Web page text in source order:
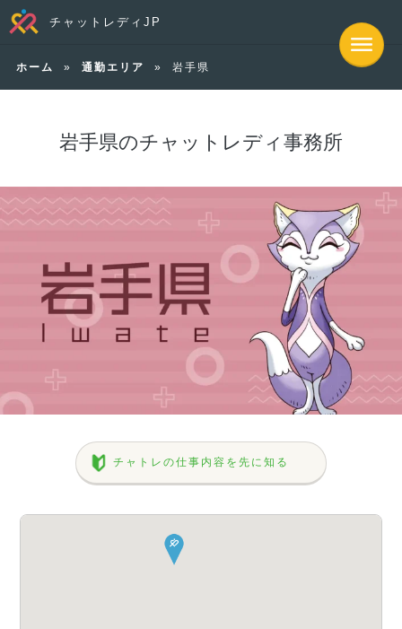
チャットレディJP
ホーム » 通勤エリア » 岩手県
岩手県のチャットレディ事務所
チャトレの仕事内容を先に知る